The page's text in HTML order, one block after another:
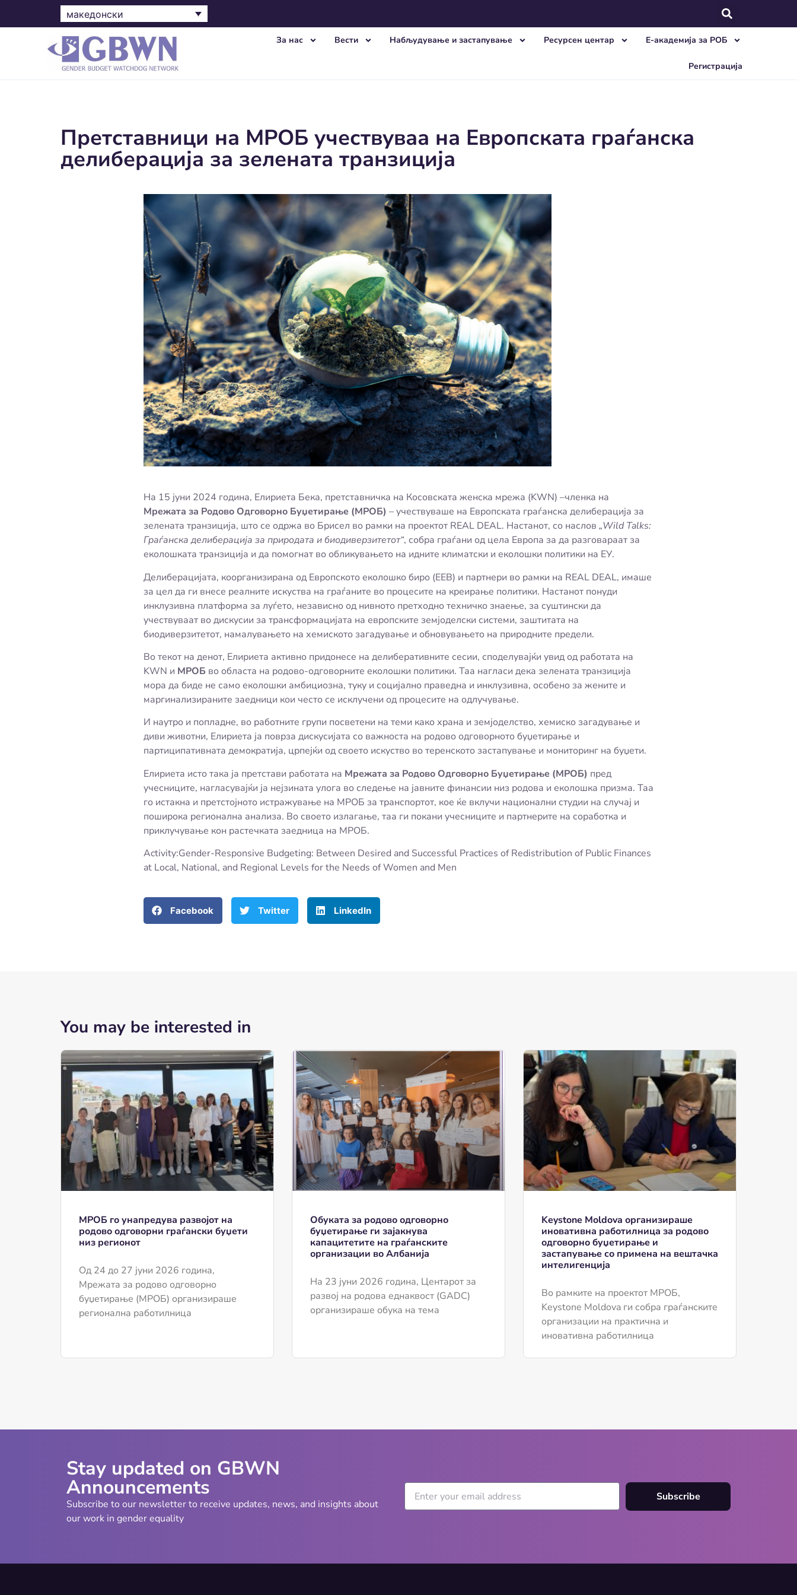
македонски
За нас Вести Набљудување и застапување Ресурсен центар E-академија за РОБ
Регистрација
Претставници на МРОБ учествуваа на Европската граѓанска
делиберација за зелената транзиција
На 15 јуни 2024 година, Елириета Бека, претставничка на Косовската женска мрежа (KWN) –членка на
Мрежата за Родово Одговорно Буџетирање (МРОБ) – учествуваше на Европската граѓанска делиберација за
зелената транзиција, што се одржа во Брисел во рамки на проектот REAL DEAL. Настанот, со наслов „Wild Talks:
Граѓанска делиберација за природата и биодиверзитетот“, собра граѓани од цела Европа за да разговараат за
еколошката транзиција и да помогнат во обликувањето на идните климатски и еколошки политики на ЕУ.
Делиберацијата, коорганизирана од Европското еколошко биро (EEB) и партнери во рамки на REAL DEAL, имаше
за цел да ги внесе реалните искуства на граѓаните во процесите на креирање политики. Настанот понуди
инклузивна платформа за луѓето, независно од нивното претходно техничко знаење, за суштински да
учествуваат во дискусии за трансформацијата на европските земјоделски системи, заштитата на
биодиверзитетот, намалувањето на хемиското загадување и обновувањето на природните предели.
Во текот на денот, Елириета активно придонесе на делиберативните сесии, споделувајќи увид од работата на
KWN и МРОБ во областа на родово-одговорните еколошки политики. Таа нагласи дека зелената транзиција
мора да биде не само еколошки амбициозна, туку и социјално праведна и инклузивна, особено за жените и
маргинализираните заедници кои често се исклучени од процесите на одлучување.
И наутро и попладне, во работните групи посветени на теми како храна и земјоделство, хемиско загадување и
диви животни, Елириета ја поврза дискусијата со важноста на родово одговорното буџетирање и
партиципативната демократија, црпејќи од своето искуство во теренското застапување и мониторинг на буџети.
Елириета исто така ја претстави работата на Мрежата за Родово Одговорно Буџетирање (МРОБ) пред
учесниците, нагласувајќи ја нејзината улога во следење на јавните финансии низ родова и еколошка призма. Таа
го истакна и претстојното истражување на МРОБ за транспортот, кое ќе вклучи национални студии на случај и
поширока регионална анализа. Во своето излагање, таа ги покани учесниците и партнерите на соработка и
приклучување кон растечката заедница на МРОБ.
Activity:Gender-Responsive Budgeting: Between Desired and Successful Practices of Redistribution of Public Finances
at Local, National, and Regional Levels for the Needs of Women and Men
Facebook Twitter LinkedIn
You may be interested in
МРОБ го унапредува развојот на
родово одговорни граѓански буџети
низ регионот
Од 24 до 27 јуни 2026 година,
Мрежата за родово одговорно
буџетирање (МРОБ) организираше
регионална работилница
Обуката за родово одговорно
буџетирање ги зајакнува
капацитетите на граѓанските
организации во Албанија
На 23 јуни 2026 година, Центарот за
развој на родова еднаквост (GADC)
организираше обука на тема
Keystone Moldova организираше
иновативна работилница за родово
одговорно буџетирање и
застапување со примена на вештачка
интелигенција
Во рамките на проектот МРОБ,
Keystone Moldova ги собра граѓанските
организации на практична и
иновативна работилница
Stay updated on GBWN
Announcements
Subscribe to our newsletter to receive updates, news, and insights about
our work in gender equality
Subscribe